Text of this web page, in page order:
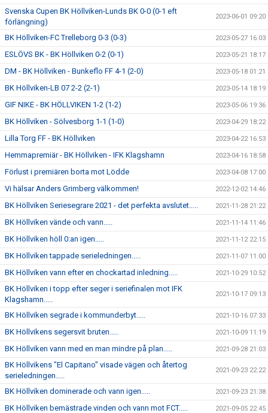
Svenska Cupen BK Höllviken-Lunds BK 0-0 (0-1 eft
förlängning)
2023-06-01 09:20
BK Höllviken-FC Trelleborg 0-3 (0-3) 2023-05-27 16:03
ESLÖVS BK - BK Höllviken 0-2 (0-1) 2023-05-21 18:17
DM - BK Höllviken - Bunkeflo FF 4-1 (2-0) 2023-05-18 01:21
BK Höllviken-LB 07 2-2 (2-1) 2023-05-14 18:19
GIF NIKE - BK HÖLLVIKEN 1-2 (1-2) 2023-05-06 19:36
BK Höllviken - Sölvesborg 1-1 (1-0) 2023-04-29 18:22
Lilla Torg FF - BK Höllviken 2023-04-22 16:53
Hemmapremiär - BK Höllviken - IFK Klagshamn 2023-04-16 18:58
Förlust i premiären borta mot Lödde 2023-04-08 17:00
Vi hälsar Anders Grimberg välkommen! 2022-12-02 14:46
BK Höllviken Seriesegrare 2021 - det perfekta avslutet..... 2021-11-28 21:22
BK Höllviken vände och vann..... 2021-11-14 11:46
BK Höllviken höll 0:an igen..... 2021-11-12 22:15
BK Höllviken tappade serieledningen..... 2021-11-07 11:00
BK Höllviken vann efter en chockartad inledning..... 2021-10-29 10:52
BK Höllviken i topp efter seger i seriefinalen mot IFK
Klagshamn.....
2021-10-17 09:13
BK Höllviken segrade i kommunderbyt..... 2021-10-16 07:33
BK Höllvikens segersvit bruten..... 2021-10-09 11:19
BK Höllviken vann med en man mindre på plan..... 2021-09-28 21:03
BK Höllvikens "El Capitano" visade vägen och återtog
serieledningen.....
2021-09-23 22:22
BK Höllviken dominerade och vann igen..... 2021-09-23 21:38
BK Höllviken bemästrade vinden och vann mot FCT..... 2021-09-05 22:45